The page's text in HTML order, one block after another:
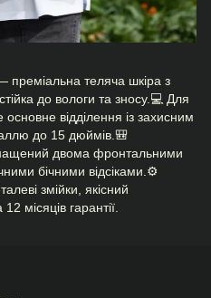
теляча шкіра з
до вологи та зносу.💻 Для
відділення із захисним
до 15 дюймів.🎒
двома фронтальними
бічними відсіками.⚙️
змійки, якісний
місяців гарантії.